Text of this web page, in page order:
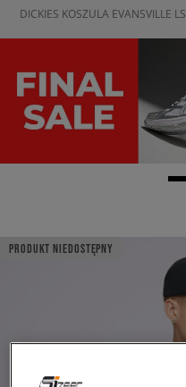
DICKIES KOSZULA EVANSVILLE LS
PRODUKT NIEDOSTĘPNY